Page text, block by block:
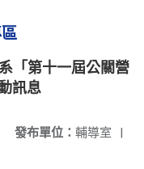
「第十一屆公關營
訊息
發布單位： 輔導室 |